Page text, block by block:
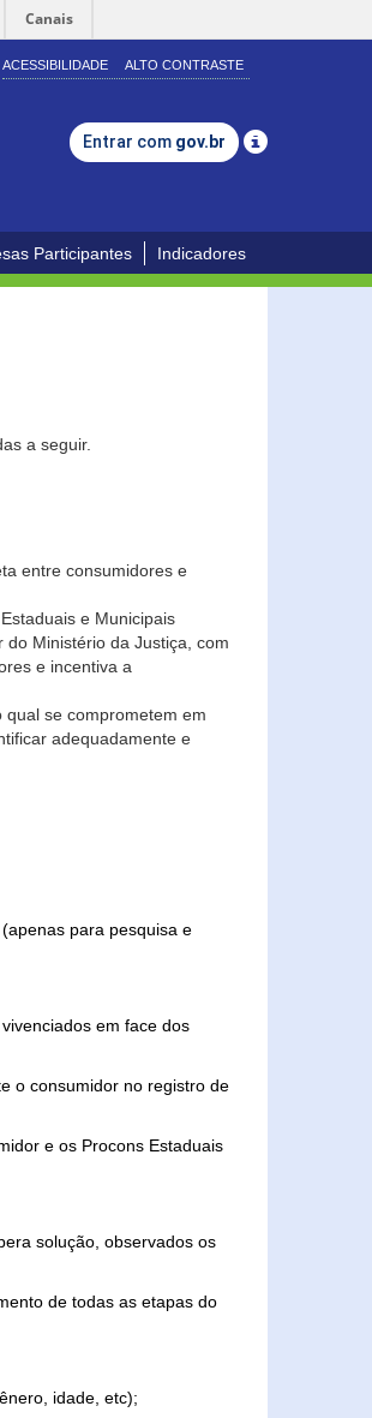
Canais
ACESSIBILIDADE ALTO CONTRASTE
Entrar com gov.br
Participantes Indicadores
a seguir.
entre consumidores e
e Municipais
do Ministério da Justiça, com
e incentiva a
se comprometem em
adequadamente e
para pesquisa e
em face dos
o consumidor no registro de
e os Procons Estaduais
solução, observados os
de todas as etapas do
idade, etc);